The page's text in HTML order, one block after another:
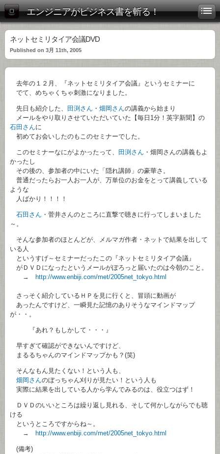
エンジニアがビジネス書を斬る！
ネットセミリタイア会議DVD
Published on 3月 11th, 2005
去年の１２月、『ネットセミリタイア会議』というセミナーに
でて、めちゃくちゃ刺激になりました。
先日も紹介した、 田渕さん ・ 畑岡さんの講義から始まり
メールをやり取りさせていただいていた【毎日1分！英字新聞】の
石田さんに
初めてお会いしたのもこのセミナーでした。
このセミナーなにがよかったって、 田渕さん ・畑岡さんの講義もよ
かったし
その後の、参加者の中にいた「隠れ講師」の豪華さ。
普通だったらお一人お一人が、万単位のお金をとって講義している
ような
人ばかり！！！！
石田さん ・菅井さんのところに直撃で聴きに行ってしまいました
～。
そんな参加者のほとんどが、メルマガ作者・ネットで結果を出して
いる人
というすげ～セミナーだったこの『ネットセミリタイア会議』
がＤＶＤになったというメールがぽろっと届いたのは今朝のこと。
→
http://www.enbiji.com/met/2005net_tokyo.html
さっそく紹介しているＨＰを見に行くと、冒頭に動画が
あったんですけど、一瞬見た記憶のありそうなマインドマップ
が・・。
『あれ？もしかして・・・』
早すぎて確認ができないんですけど、
まるるちゃんのマインドマップかも？(笑)
そんなもん見たくない！という人も、
畑岡さんのぼっちゃん刈りが見たい！という人も
実際に結果を出している人から学んでみるのは、役立つはず！
ＤＶＤのいいところは繰り返し見れる、そして何かしながらでも聴
ける
というところですからね～。
→
http://www.enbiji.com/met/2005net_tokyo.html
(備考)